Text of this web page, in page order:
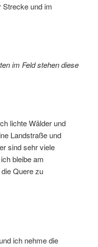
Strecke und im
im Feld stehen diese
lichte Wälder und
Landstraße und
sind sehr viele
bleibe am
Quere zu
ich nehme die